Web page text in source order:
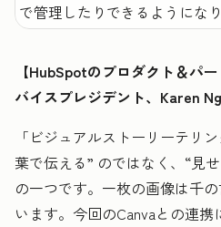
で管理したりできるようになり
【HubSpotのプロダクト＆パ
バイスプレジデント、Karen Ng
「ビジュアルストーリーテリ
葉で伝える” のではなく、“見
の一つです。一枚の画像は千
います。今回のCanvaとの連携